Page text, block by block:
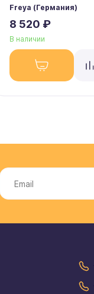
Freya (Германия)
8 520 ₽
В наличии